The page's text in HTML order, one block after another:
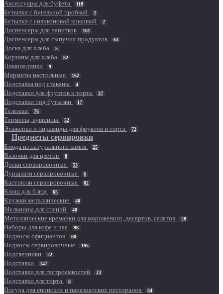
Аксессуары для буфета 118
Бутылки с бугельной пробкой 2
Бутылки с силиконовой крышкой 2
Диспенсеры для напитков 161
Диспенсеры для сыпучих продуктов 63
Доска для хлеба 5
Корзины для хлеба 82
Лимонадники 9
Мармиты настольные 162
Подставка под стаканы 4
Подставки для фруктов и торта 37
Подставки под бутылки 17
Тележки 76
Термосы, кувшины 52
Этажерки и пирамиды для фруктов и торта 72
Предметы сервировки
Блюда из натурального камня 25
Вазочки для цветов 8
Доски сервировочные 53
Дуршлаги сервировочные 6
Кастрюли сервировочные 82
Клош для блюд 65
Кружки металлические 40
Мельницы для специй 48
Металлические креманки для мороженого, десертов, салатов 28
Наборы для кофе и чая 98
Подносы официантов 68
Подносы сервировочные 195
Подсвечники 22
Подставки 147
Подставки для гастроемкостей 23
Подставки для торта 8
Посуда для японских и паназиатских ресторанов 84